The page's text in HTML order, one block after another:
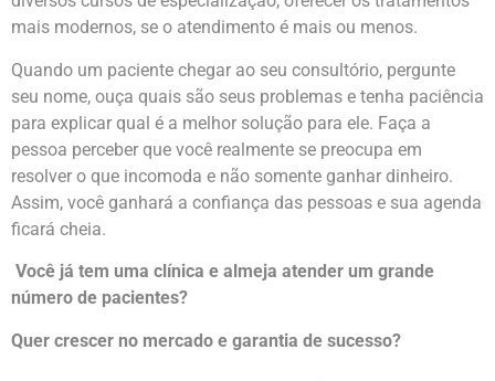
mais modernos, se o atendimento é mais ou menos.
Quando um paciente chegar ao seu consultório, pergunte
seu nome, ouça quais são seus problemas e tenha paciência
para explicar qual é a melhor solução para ele. Faça a
pessoa perceber que você realmente se preocupa em
resolver o que incomoda e não somente ganhar dinheiro.
Assim, você ganhará a confiança das pessoas e sua agenda
ficará cheia.
Você já tem uma clínica e almeja atender um grande
número de pacientes?
Quer crescer no mercado e garantia de sucesso?